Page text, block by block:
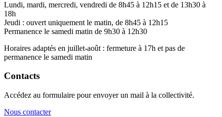
Lundi, mardi, mercredi, vendredi de 8h45 à 12h15 et de 13h30 à
18h
Jeudi : ouvert uniquement le matin, de 8h45 à 12h15
Permanence le samedi matin de 9h30 à 12h30
Horaires adaptés en juillet-août : fermeture à 17h et pas de
permanence le samedi matin
Contacts
Accédez au formulaire pour envoyer un mail à la collectivité.
Nous contacter